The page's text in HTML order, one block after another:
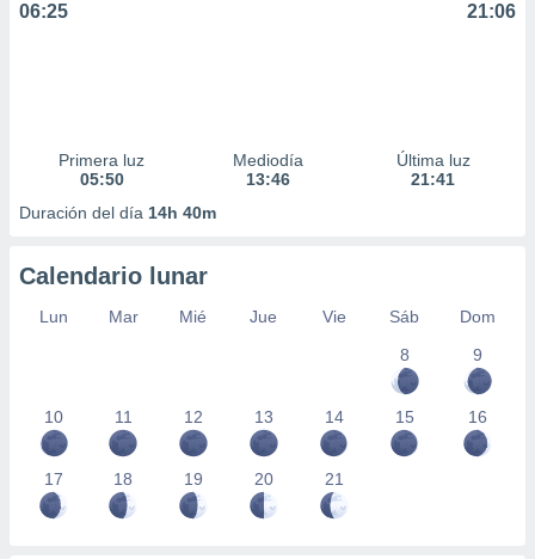
06:25 21:06
Primera luz
05:50
Mediodía
13:46
Última luz
21:41
Duración del día 14h 40m
Calendario lunar
Lun Mar Mié Jue Vie Sáb
Dom
8
9
10 11 12 13 14 15 16
17 18 19 20 21